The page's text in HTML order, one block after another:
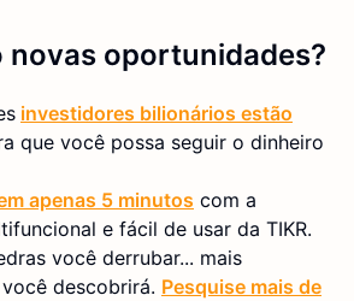
novas oportunidades?
investidores bilionários estão
que você possa seguir o dinheiro
apenas 5 minutos com a
e fácil de usar da TIKR.
você derrubar... mais
descobrirá. Pesquise mais de